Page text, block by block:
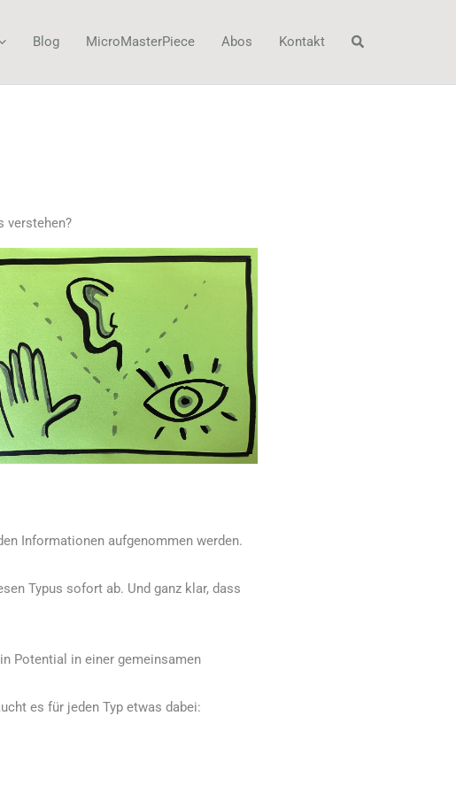
Blog MicroMasterPiece Abos Kontakt Suchen
verstehen?
Informationen aufgenommen werden.
Typus sofort ab. Und ganz klar, dass
Potential in einer gemeinsamen
es für jeden Typ etwas dabei: